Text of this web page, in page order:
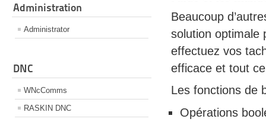
Administration
Administrator
DNC
WNcComms
RASKIN DNC
Beaucoup
solution optimale
effectuez vos
efficace et tout
Les fonctions de
Opérations